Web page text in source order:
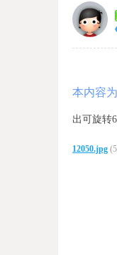
本内容
出可旋转
12050.jpg